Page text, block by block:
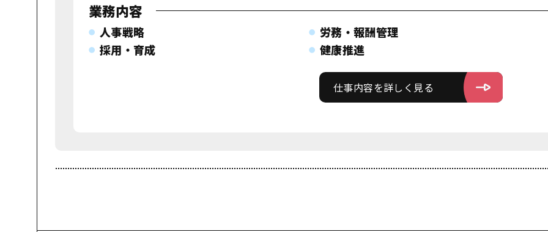
業務内容
人事戦略
労務・報酬管理
採用・育成
健康推進
仕事内容を詳しく見る